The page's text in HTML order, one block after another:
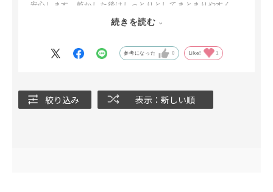
安心します。乾かした後はしっとりとしてまとまりやすく、
髪の毛全体がふんわりとします。
らしい。きしみが何だって言うんだ？と思えるくらい良い香
続きを読む
参考になった 0 Like! 1
絞り込み 表示：新しい順